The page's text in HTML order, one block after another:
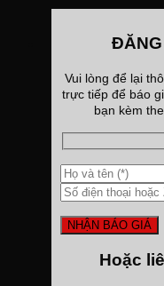
ĐĂNG
Vui lòng để lại
trực tiếp để báo
bạn kèm
Hoặc